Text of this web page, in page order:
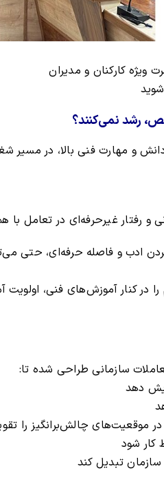
ویژه کارکنان و مدیران
رشد نمی‌کنند؟
و مهارت فنی بالا، در
و رفتار غیرحرفه‌ای در تعامل با
ادب و فاصله حرفه‌ای، حتی
در کنار آموزش‌های فنی، اولویت
سازمانی طراحی شده تا:
دهد
در موقعیت‌های چالش‌برانگیز را
کار شود
سازمان تبدیل کند